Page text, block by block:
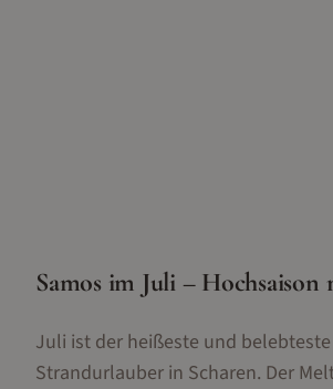
Samos im Juli –
Juli ist der heißeste und belebteste
Strandurlauber in Scharen. Der